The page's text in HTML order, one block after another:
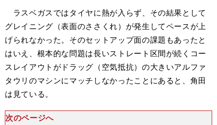
ラスベガスではタイヤに熱が入らず、その結果として
グレイニング（表面のささくれ）が発生してペースが上
げられなかった。そのセットアップ面の課題もあったと
はいえ、根本的な問題は長いストレート区間が続くコー
スレイアウトがドラッグ（空気抵抗）の大きいアルファ
タウリのマシンにマッチしなかったことにあると、角田
は見ている。
次のページへ